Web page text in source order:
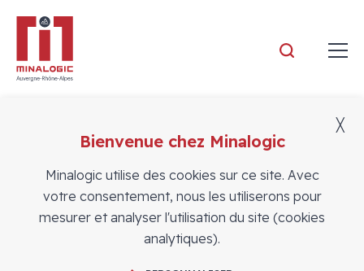
Actualités
Bienvenue chez Minalogic
Minalogic utilise des cookies sur ce site. Avec
votre consentement, nous les utiliserons pour
mesurer et analyser l'utilisation du site (cookies
analytiques).
╳